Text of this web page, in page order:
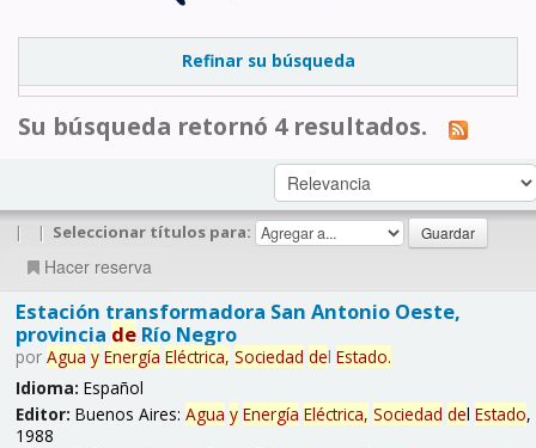
Refinar su búsqueda
Su búsqueda retornó 4 resultados.
| | Seleccionar títulos para:
Hacer reserva
Estación transformadora San Antonio Oeste,
provincia deRío Negro
por Agua y Energía Eléctrica, Sociedad del Estado.
Idioma: Español
Editor: Buenos Aires: Agua y Energía Eléctrica, Sociedad del Estado,
1988